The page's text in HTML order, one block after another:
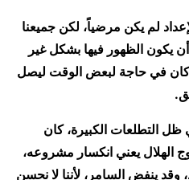
لم يكن مرضياً، لكن جميعنا
يكون الظهور فيها بشكل غير
في حاجة لبعض الوقت ليصل
التطلعات الكبيرة، كان
الهلال يعني انكسار مشروعه،
ينفض السامر، لأننا لا نحسن